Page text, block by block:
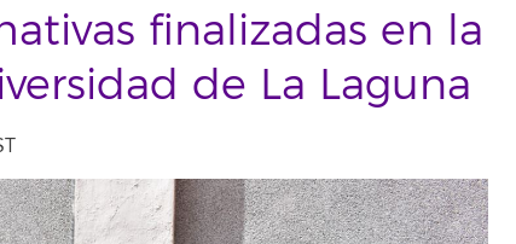
finalizadas en la
de La Laguna